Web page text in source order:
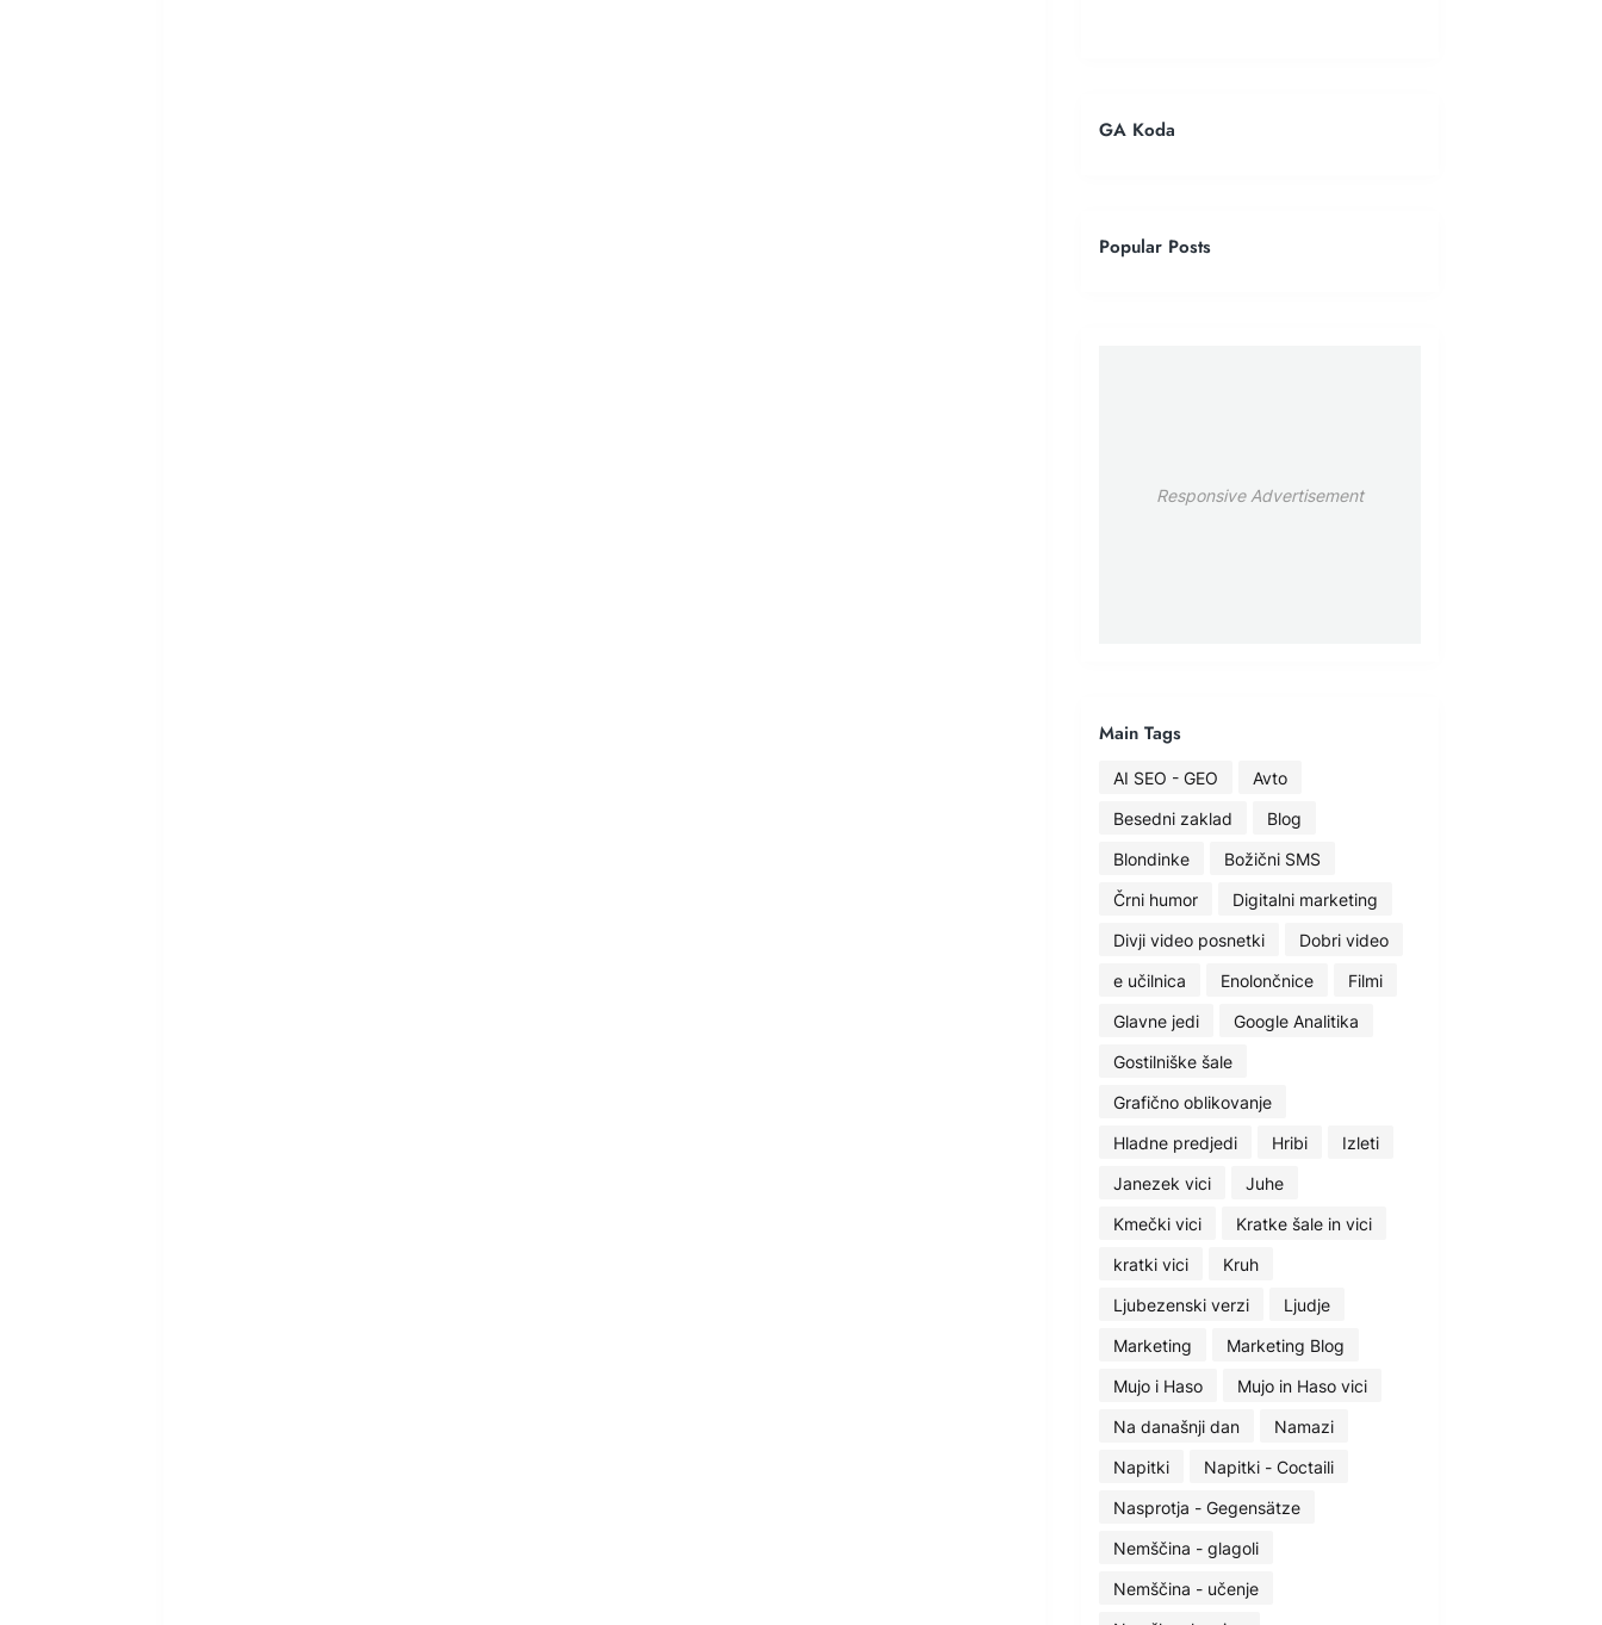
GA Koda
Popular Posts
Responsive Advertisement
Main Tags
AI SEO - GEO
Avto
Besedni zaklad
Blog
Blondinke
Božični SMS
Črni humor
Digitalni marketing
Divji video posnetki
Dobri video
e učilnica
Enolončnice
Filmi
Glavne jedi
Google Analitika
Gostilniške šale
Grafično oblikovanje
Hladne predjedi
Hribi
Izleti
Janezek vici
Juhe
Kmečki vici
Kratke šale in vici
kratki vici
Kruh
Ljubezenski verzi
Ljudje
Marketing
Marketing Blog
Mujo i Haso
Mujo in Haso vici
Na današnji dan
Namazi
Napitki
Napitki - Coctaili
Nasprotja - Gegensätze
Nemščina - glagoli
Nemščina - učenje